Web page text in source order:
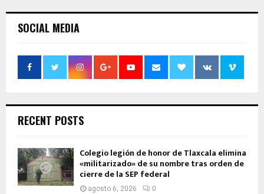
SOCIAL MEDIA
RECENT POSTS
Colegio legión de honor de Tlaxcala elimina
«militarizado» de su nombre tras orden de
cierre de la SEP federal
agosto 6, 2026 0